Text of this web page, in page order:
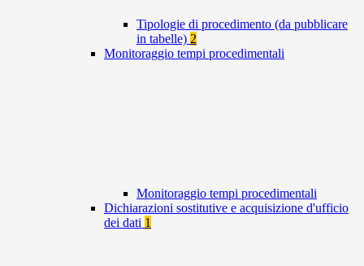
Tipologie di procedimento (da pubblicare
in tabelle) 2
Monitoraggio tempi procedimentali
Monitoraggio tempi procedimentali
Dichiarazioni sostitutive e acquisizione d'ufficio
dei dati 1